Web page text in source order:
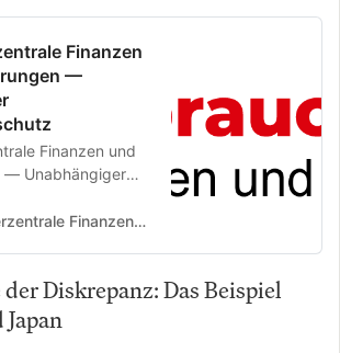
Finanzen
—
Finanzen und
— Unabhängiger
Finanzen in
Aktienanalysen
Verbraucherzentrale Finanzen und Versicherungen
Diskrepanz: Das Beispiel